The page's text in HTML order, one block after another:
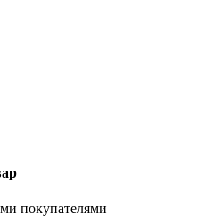
покупателями